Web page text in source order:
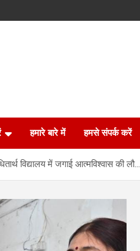
हमारे बारे में हमसे संपर्क करें
विद्यालय में जगाई आत्मविश्वास की लौ…